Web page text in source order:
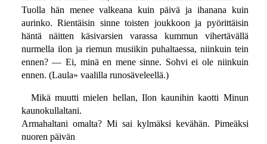
Tuolla hän menee valkeana kuin päivä ja ihanana kuin
aurinko. Rientäisin sinne toisten joukkoon ja pyörittäisin
häntä näitten käsivarsien varassa kummun vihertävällä
nurmella ilon ja riemun musiikin puhaltaessa, niinkuin tein
ennen? — Ei, minä en mene sinne. Sohvi ei ole niinkuin
ennen. (Laula» vaalilla runosäveleellä.)
Mikä muutti mielen hellan, Ilon kaunihin kaotti Minun
kaunokullaltani.
Armahaltani omalta? Mi sai kylmäksi kevähän. Pimeäksi
nuoren päivän